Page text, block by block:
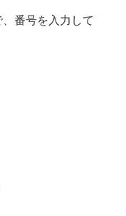
番号を入力して